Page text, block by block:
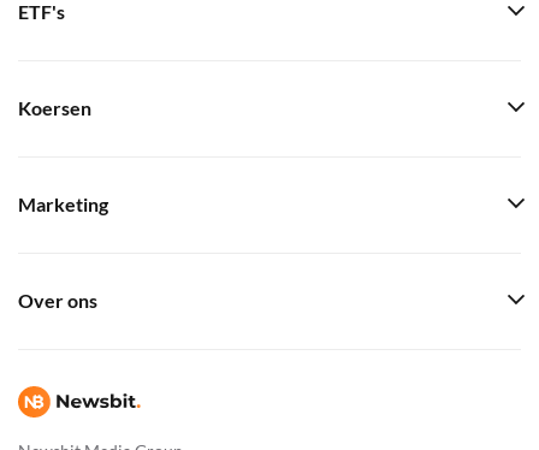
ETF's
Koersen
Marketing
Over ons